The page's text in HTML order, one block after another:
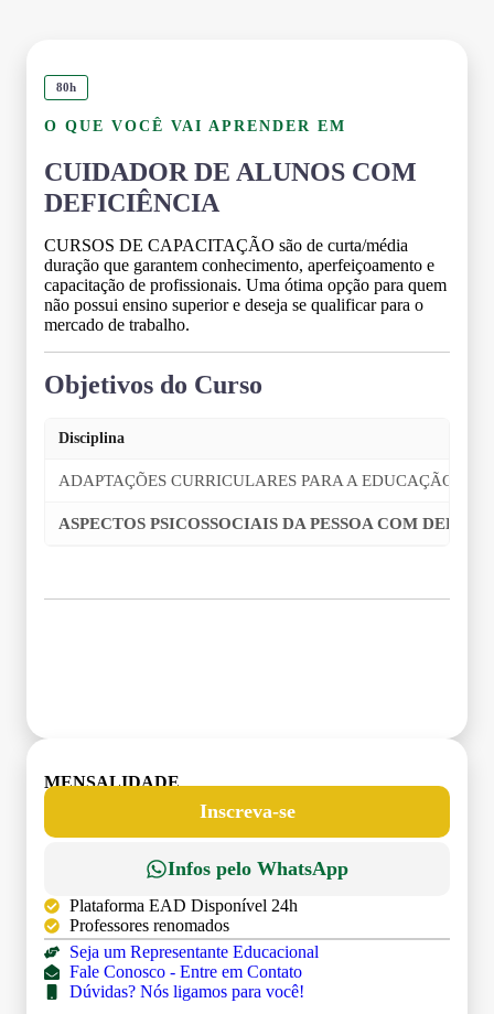
80h
O QUE VOCÊ VAI APRENDER EM
CUIDADOR DE ALUNOS COM
DEFICIÊNCIA
CURSOS DE CAPACITAÇÃO são de curta/média
duração que garantem conhecimento, aperfeiçoamento e
capacitação de profissionais. Uma ótima opção para quem
não possui ensino superior e deseja se qualificar para o
mercado de trabalho.
Objetivos do Curso
Disciplina
ADAPTAÇÕES CURRICULARES PARA A EDUCAÇÃO
ASPECTOS PSICOSSOCIAIS DA PESSOA COM
MENSALIDADE
Inscreva-se
Infos pelo WhatsApp
Plataforma EAD Disponível 24h
Professores renomados
Seja um Representante Educacional
Fale Conosco - Entre em Contato
Dúvidas? Nós ligamos para você!